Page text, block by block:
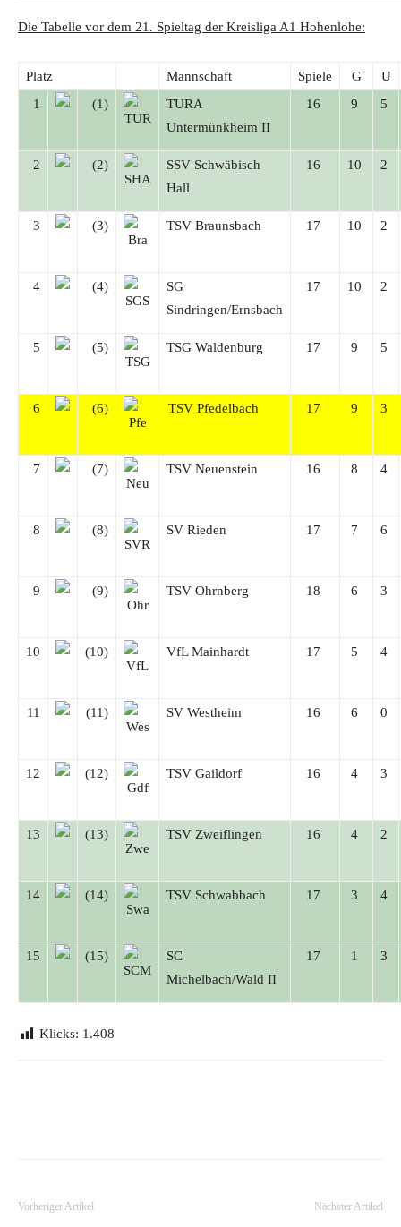
Die Tabelle vor dem 21. Spieltag der Kreisliga A1 Hohenlohe:
Platz Mannschaft Spiele G
U
1
(1)
TURA
Untermünkheim II
16 9 5
2 (2)
SSV Schwäbisch
Hall
16 10 2
3 (3) TSV Braunsbach 17 10 2
4 (4)
SG
Sindringen/Ernsbach
17 10 2
5 (5) TSG Waldenburg 17 9 5
6 (6) TSV Pfedelbach 17 9 3
7 (7) TSV Neuenstein 16 8 4
8 (8) SV Rieden 17 7 6
9 (9) TSV Ohrnberg 18 6 3
10 (10) VfL Mainhardt 17 5 4
11 (11) SV Westheim 16 6 0
12 (12) TSV Gaildorf 16 4 3
13 (13) TSV Zweiflingen 16 4 2
14 (14) TSV Schwabbach 17 3 4
15 (15)
SC
Michelbach/Wald II
17 1 3
Klicks: 1.408
Vorheriger Artikel Nächster Artikel